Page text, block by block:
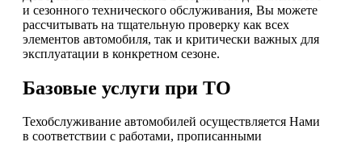
и сезонного технического обслуживания, Вы можете
рассчитывать на тщательную проверку как всех
элементов автомобиля, так и критически важных для
эксплуатации в конкретном сезоне.
Базовые услуги при ТО
Техобслуживание автомобилей осуществляется Нами
в соответствии с работами, прописанными